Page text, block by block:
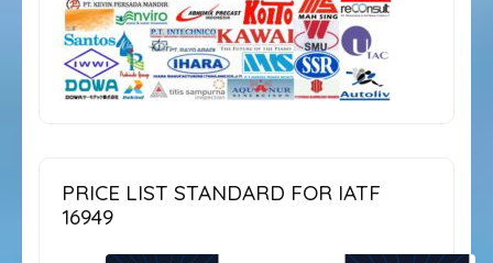
PRICE LIST STANDARD FOR IATF
16949